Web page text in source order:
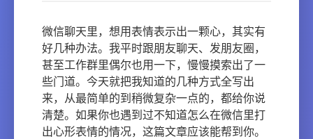
微信聊天里，想用表情表示出一颗心，其实有
好几种办法。我平时跟朋友聊天、发朋友圈，
甚至工作群里偶尔也用一下，慢慢摸索出了一
些门道。今天就把我知道的几种方式全写出
来，从最简单的到稍微复杂一点的，都给你说
清楚。如果你也遇到过不知道怎么在微信里打
出心形表情的情况，这篇文章应该能帮到你。